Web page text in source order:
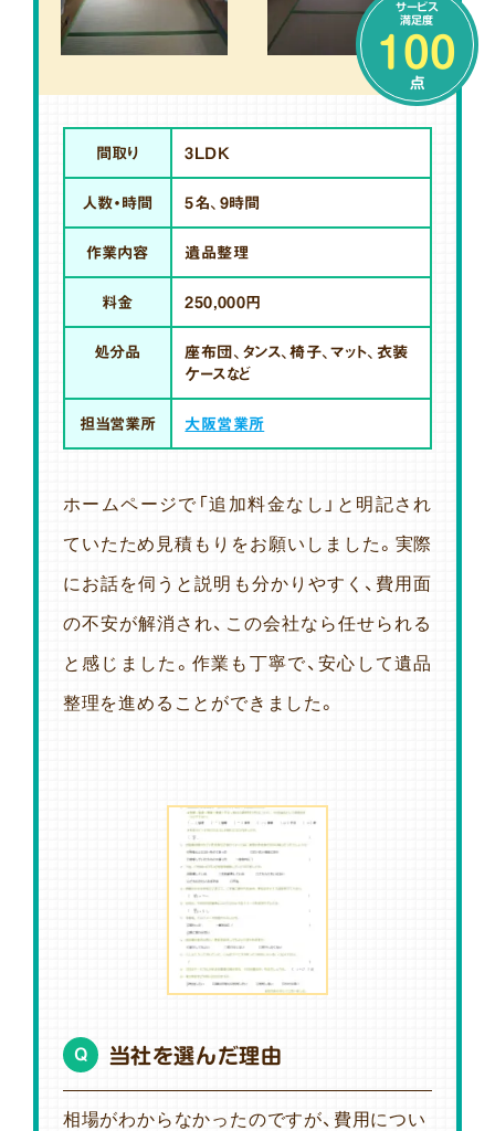
サービス
満足度
100
点
間取り 3LDK
人数・時間 5名、9時間
作業内容 遺品整理
料金 250,000円
処分品
座布団、タンス、椅子、マット、衣装
ケースなど
担当営業所 大阪営業所
ホームページで「追加料金なし」と明記され
ていたため見積もりをお願いしました。実際
にお話を伺うと説明も分かりやすく、費用面
の不安が解消され、この会社なら任せられる
と感じました。作業も丁寧で、安心して遺品
整理を進めることができました。
Q 当社を選んだ理由
相場がわからなかったのですが、費用につい